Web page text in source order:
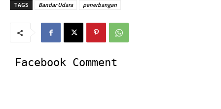
TAGS Bandar Udara penerbangan
Facebook Comment